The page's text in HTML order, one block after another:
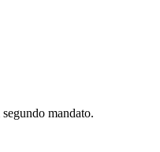
mandato.